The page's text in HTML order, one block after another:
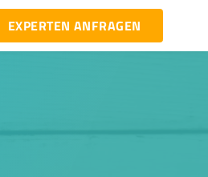
EXPERTEN ANFRAGEN